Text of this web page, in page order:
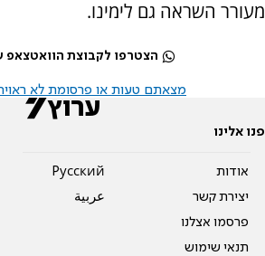
מעורר השראה גם לימינו.
הצטרפו לקבוצת הוואטצאפ
מצאתם טעות או פרסומת לא
פנו אלינו
אודות
יצירת קשר
פרסמו אצלנו
תנאי שימוש
Pусский
عربية